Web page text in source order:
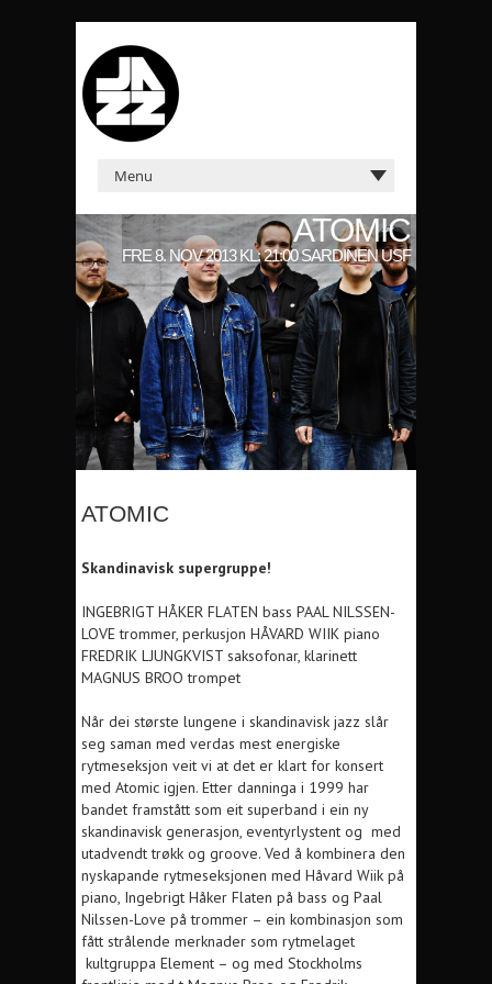
ATOMIC
FRE 8. NOV 2013 KL: 21:00 SARDINEN USF
ATOMIC
Skandinavisk supergruppe!
INGEBRIGT HÅKER FLATEN bass PAAL NILSSEN-
LOVE trommer, perkusjon HÅVARD WIIK piano
FREDRIK LJUNGKVIST saksofonar, klarinett
MAGNUS BROO trompet
Når dei største lungene i skandinavisk jazz slår
seg saman med verdas mest energiske
rytmeseksjon veit vi at det er klart for konsert
med Atomic igjen. Etter danninga i 1999 har
bandet framstått som eit superband i ein ny
skandinavisk generasjon, eventyrlystent og med
utadvendt trøkk og groove. Ved å kombinera den
nyskapande rytmeseksjonen med Håvard Wiik på
piano, Ingebrigt Håker Flaten på bass og Paal
Nilssen-Love på trommer – ein kombinasjon som
fått strålende merknader som rytmelaget
kultgruppa Element – og med Stockholms